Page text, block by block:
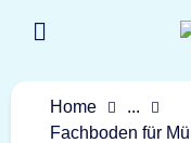
Home
...
Fachboden für